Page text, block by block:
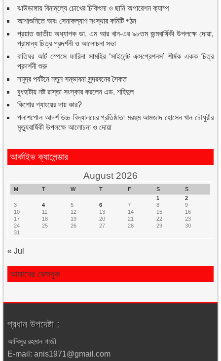
ঝাউডাঙ্গায় বিনামূল্যে চোখের চিকিৎসা ও ছানি অপারেশন ক্যাম্প
আশাশুনিতে অবঃ সেনাকল্যাণ সংস্থার কমিটি গঠন
প্রয়াত জাতীয় অধ্যাপক ডা. এম আর খান-এর ৯৮তম জন্মবার্ষিকী উপলক্ষে দোয়া,
প্রামান্য চিত্র প্রদর্শনী ও আলোচনা সভা
বাতিঘর আর্ট স্পেসে ফারিনা সামহির ‘সাইলেন্ট এক্সপ্রেশনস’ শীর্ষক একক চিত্র
প্রদর্শনী শুরু
সমুদ্র পর্যটনে নতুন সম্ভাবনা সুন্দরবনের সৈকত
বুধহাটায় নষ্ট রাস্তা সংস্কার করলেন এড. শহিদুল
কিশোর গ্যাংয়ের দায় কার?
পলাশপোল আদর্শ উচ্চ বিদ্যালয়ের প্রতিষ্ঠাতা মরহুম আমজাদ হোসেন খান চৌধুরীর
মৃত্যুবার্ষিকী উপলক্ষে আলোচনা ও দোয়া
আর্কাইভ ক্যালেন্ডার
August 2026
M T W T F S
S
1
2
3
4 5 6 7 8
9
10
11 12 13 14 15
16
17
18 19 20 21 22
23
24
25 26 27 28 29
30
31
« Jul
আমাদের ফেসবুক
প্রধান উপদেষ্টা :
আনিসুর রহমান গাজী
E-mail: anis1971@gmail.com